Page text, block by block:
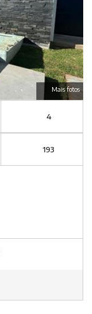
Mais fotos
4
193